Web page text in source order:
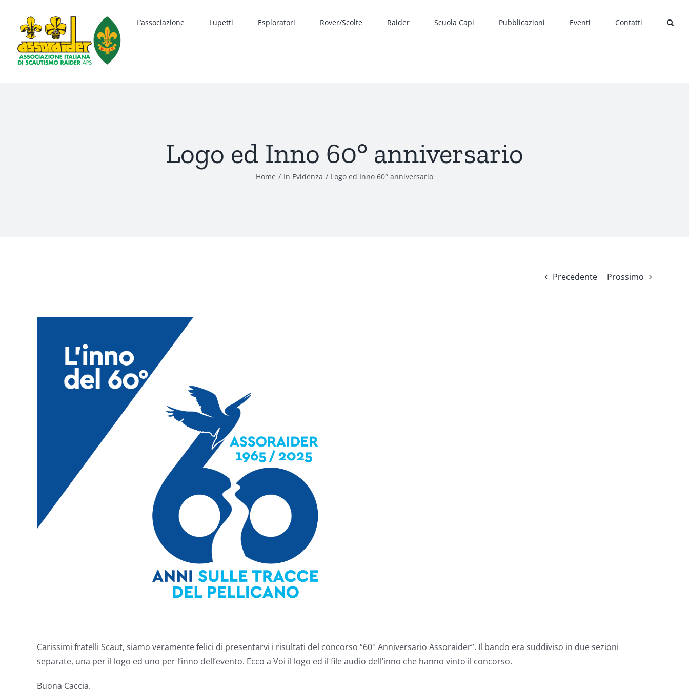
contenuto
L’associazione Lupetti Esploratori Rover/Scolte Raider Scuola Capi Pubblicazioni Eventi Contatti
Logo ed Inno 60° anniversario
Home In Evidenza Logo ed Inno 60° anniversario
Precedente Prossimo
Carissimi fratelli Scaut, siamo veramente felici di presentarvi i risultati del concorso “60° Anniversario Assoraider”. Il bando era suddiviso in due sezioni
separate, una per il logo ed uno per l’inno dell’evento. Ecco a Voi il logo ed il file audio dell’inno che hanno vinto il concorso.
Buona Caccia.